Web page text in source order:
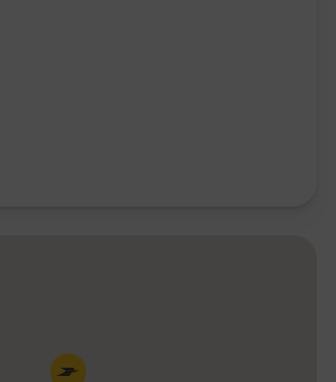
Pin de la carte